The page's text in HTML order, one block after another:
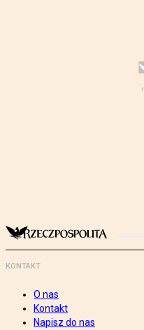
KONTAKT
O nas
Kontakt
Napisz do nas